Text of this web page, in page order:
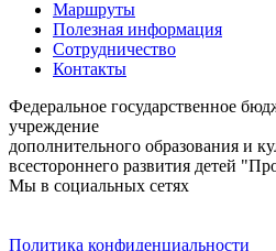
Маршруты
Полезная информация
Сотрудничество
Контакты
Федеральное государственное
учреждение
дополнительного образования и
всестороннего развития детей
Мы в социальных сетях
Политика конфиденциальности